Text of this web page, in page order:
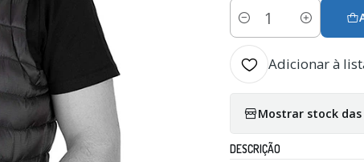
Quantidade
Adicionar à
Mostrar stock
DESCRIÇÃO